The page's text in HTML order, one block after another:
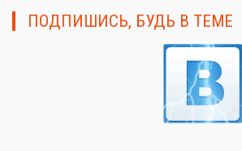
ПОДПИШИСЬ, БУДЬ В ТЕМЕ